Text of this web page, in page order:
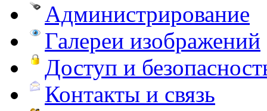
Администрирование
Галереи изображений
Доступ и
Контакты и связь